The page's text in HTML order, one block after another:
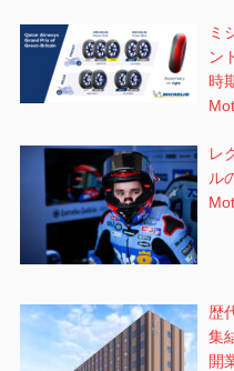
ミ
ン
時
レ
ル
歴
集
開